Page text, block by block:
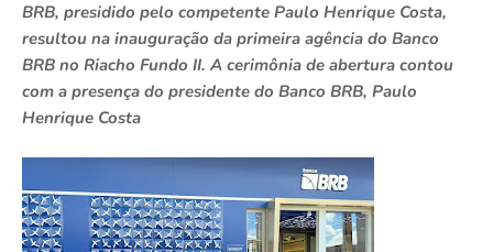
BRB, presidido pelo competente Paulo Henrique Costa,
resultou na inauguração da primeira agência do Banco
BRB no Riacho Fundo II. A cerimônia de abertura contou
com a presença do presidente do Banco BRB, Paulo
Henrique Costa